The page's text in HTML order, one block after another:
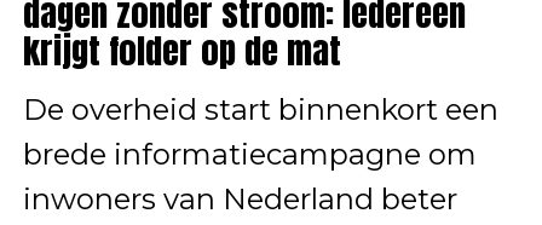
dagen zonder stroom: Iedereen
krijgt folder op de mat
De overheid start binnenkort een
brede informatiecampagne om
inwoners van Nederland beter